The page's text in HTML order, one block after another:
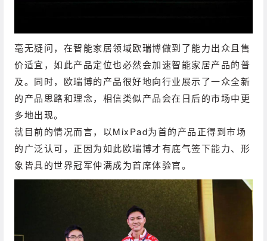
毫无疑问，在智能家居领域欧瑞博做到了能力出众且售
价适宜，如此产品定位也必然会加速智能家居产品的普
及。 同时，欧瑞博的产品很好地向行业展示了一众全新
的产品思路和理念，相信类似产品会在日后的市场中更
多地出现。
就目前的情况而言，以MixPad为首的产品正得到市场
的广泛认可，正因为如此欧瑞博才有底气签下能力、形
象皆具的世界冠军仲满成为首席体验官。